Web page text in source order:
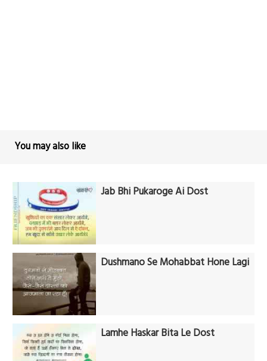
You may also like
Jab Bhi Pukaroge Ai Dost
Dushmano Se Mohabbat Hone Lagi
Lamhe Haskar Bita Le Dost